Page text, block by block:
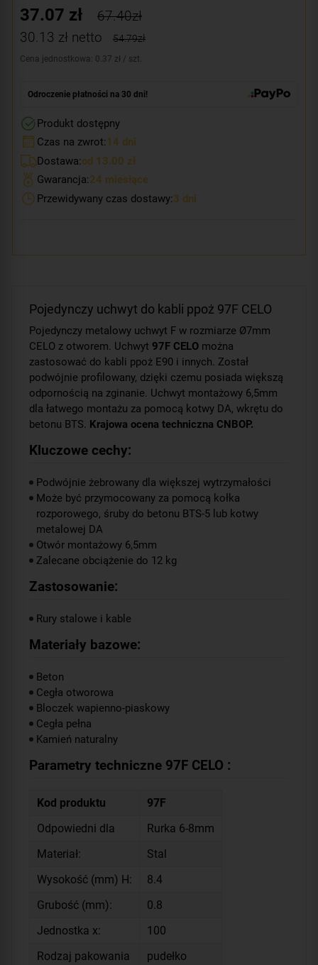
37.07 zł
67.40zł
30.13 zł netto 54.79zł
Cena jednostkowa: 0.37 zł / szt.
Odroczenie płatności na 30 dni!
Produkt dostępny
Czas na zwrot:14 dni
Dostawa:od 13.00 zł
Gwarancja:24 miesiące
Przewidywany czas dostawy:3 dni
Pojedynczy uchwyt do kabli ppoż 97F CELO
Pojedynczy metalowy uchwyt F w rozmiarze Ø7mm
CELO z otworem. Uchwyt 97F CELO można
zastosować do kabli ppoż E90 i innych. Został
podwójnie profilowany, dzięki czemu posiada większą
odpornością na zginanie. Uchwyt montażowy 6,5mm
dla łatwego montażu za pomocą kotwy DA, wkrętu do
betonu BTS. Krajowa ocena techniczna CNBOP.
Kluczowe cechy:
Podwójnie żebrowany dla większej wytrzymałości
Może być przymocowany za pomocą kołka
rozporowego, śruby do betonu BTS-5 lub kotwy
metalowej DA
Otwór montażowy 6,5mm
Zalecane obciążenie do 12 kg
Zastosowanie:
Rury stalowe i kable
Materiały bazowe:
Beton
Cegła otworowa
Bloczek wapienno-piaskowy
Cegła pełna
Kamień naturalny
Parametry techniczne 97F CELO :
Kod produktu
97F
Odpowiedni dla
Rurka 6-8mm
Materiał:
Stal
Wysokość (mm) H:
8.4
Grubość (mm):
0.8
Jednostka x:
100
Rodzaj pakowania
pudełko